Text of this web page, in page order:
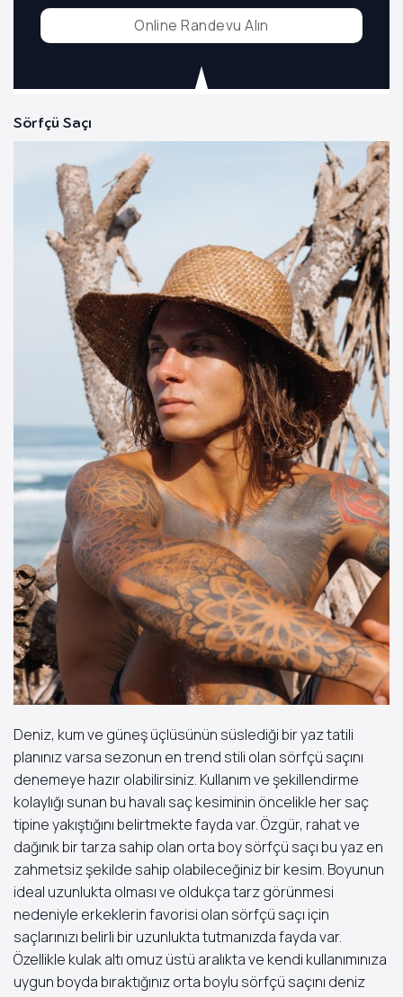
Online Randevu Alın
Sörfçü Saçı
Deniz, kum ve güneş üçlüsünün süslediği bir yaz tatili
planınız varsa sezonun en trend stili olan sörfçü saçını
denemeye hazır olabilirsiniz. Kullanım ve şekillendirme
kolaylığı sunan bu havalı saç kesiminin öncelikle her saç
tipine yakıştığını belirtmekte fayda var. Özgür, rahat ve
dağınık bir tarza sahip olan orta boy sörfçü saçı bu yaz en
zahmetsiz şekilde sahip olabileceğiniz bir kesim. Boyunun
ideal uzunlukta olması ve oldukça tarz görünmesi
nedeniyle erkeklerin favorisi olan sörfçü saçı için
saçlarınızı belirli bir uzunlukta tutmanızda fayda var.
Özellikle kulak altı omuz üstü aralıkta ve kendi kullanımınıza
uygun boyda bıraktığınız orta boylu sörfçü saçını deniz